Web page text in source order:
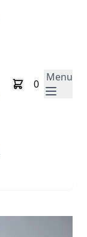
0
Menu